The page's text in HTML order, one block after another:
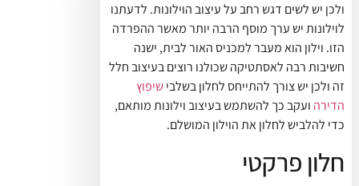
ולכן יש לשים דגש רחב על עיצוב הוילונות. לדעתנו
לוילונות יש ערך מוסף הרבה יותר מאשר ההפרדה
הזו. וילון הוא מעבר למכניס האור לבית, ישנה
חשיבות רבה לאסתטיקה שכולנו רוצים בעיצוב חלל
זה ולכן יש צורך להתייחס לחלון בשלבישיפוץ
הדירה ועקב כך להשתמש בעיצוב וילונות מותאם,
כדי להלביש לחלון את הוילון המושלם.
חלון פרקטי